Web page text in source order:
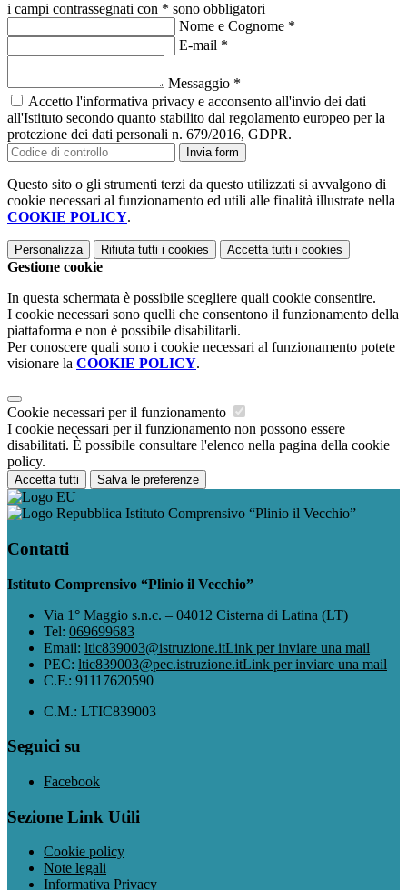
i campi contrassegnati con * sono obbligatori
Nome e Cognome *
E-mail *
Messaggio *
Accetto l'informativa privacy e acconsento all'invio dei dati
all'Istituto secondo quanto stabilito dal regolamento europeo per la
protezione dei dati personali n. 679/2016, GDPR.
Invia form
Questo sito o gli strumenti terzi da questo utilizzati si avvalgono di
cookie necessari al funzionamento ed utili alle finalità illustrate nella
COOKIE POLICY.
Personalizza Rifiuta tutti i cookies Accetta tutti i cookies
Gestione cookie
In questa schermata è possibile scegliere quali cookie consentire.
I cookie necessari sono quelli che consentono il funzionamento della
piattaforma e non è possibile disabilitarli.
Per conoscere quali sono i cookie necessari al funzionamento potete
visionare la COOKIE POLICY.
Cookie necessari per il funzionamento
I cookie necessari per il funzionamento non possono essere
disabilitati. È possibile consultare l'elenco nella pagina della cookie
policy.
Accetta tutti Salva le preferenze
Istituto Comprensivo “Plinio il Vecchio”
Contatti
Istituto Comprensivo “Plinio il Vecchio”
Via 1° Maggio s.n.c. – 04012 Cisterna di Latina (LT)
Tel: 069699683
Email: ltic839003@istruzione.itLink per inviare una mail
PEC: ltic839003@pec.istruzione.itLink per inviare una mail
C.F.: 91117620590
C.M.: LTIC839003
Seguici su
Facebook
Sezione Link Utili
Cookie policy
Note legali
Informativa Privacy